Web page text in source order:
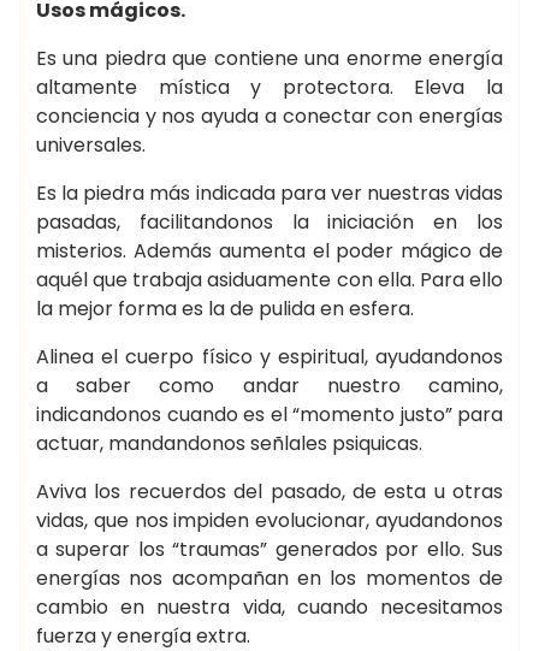
Usos mágicos.
Es una piedra que contiene una enorme energía
altamente mística y protectora. Eleva la
conciencia y nos ayuda a conectar con energías
universales.
Es la piedra más indicada para ver nuestras vidas
pasadas, facilitandonos la iniciación en los
misterios. Además aumenta el poder mágico de
aquél que trabaja asiduamente con ella. Para ello
la mejor forma es la de pulida en esfera.
Alinea el cuerpo físico y espiritual, ayudandonos
a saber como andar nuestro camino,
indicandonos cuando es el “momento justo” para
actuar, mandandonos señlales psiquicas.
Aviva los recuerdos del pasado, de esta u otras
vidas, que nos impiden evolucionar, ayudandonos
a superar los “traumas” generados por ello. Sus
energías nos acompañan en los momentos de
cambio en nuestra vida, cuando necesitamos
fuerza y energía extra.